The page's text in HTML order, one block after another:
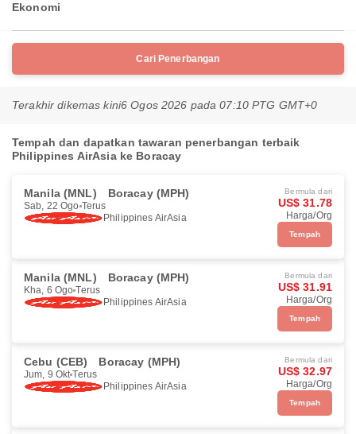
Ekonomi
Cari Penerbangan
Terakhir dikemas kini6 Ogos 2026 pada 07:10 PTG GMT+0
Tempah dan dapatkan tawaran penerbangan terbaik
Philippines AirAsia ke Boracay
Manila (MNL) Boracay (MPH)
Sab, 22 Ogo Terus
Philippines AirAsia
Bermula dari
US$ 31.78
Harga/Org
Tempah
Manila (MNL) Boracay (MPH)
Kha, 6 Ogo Terus
Philippines AirAsia
Bermula dari
US$ 31.91
Harga/Org
Tempah
Cebu (CEB) Boracay (MPH)
Jum, 9 Okt Terus
Philippines AirAsia
Bermula dari
US$ 32.97
Harga/Org
Tempah